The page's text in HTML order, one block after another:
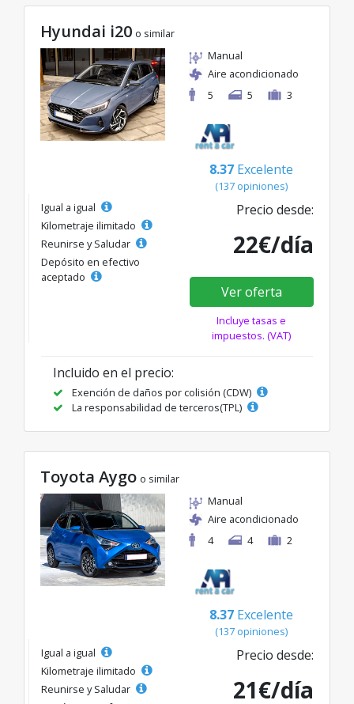
Hyundai i20 o similar
Manual
Aire acondicionado
5
5 3
8.37 Excelente
(137 opiniones)
Igual a igual
Kilometraje ilimitado
Reunirse y Saludar
Depósito en efectivo
aceptado
Precio desde:
22€/día
Ver oferta
Incluye tasas e
impuestos. (VAT)
Incluido en el precio:
Exención de daños por colisión (CDW)
La responsabilidad de terceros(TPL)
Toyota Aygo o similar
Manual
Aire acondicionado
4
4 2
8.37 Excelente
(137 opiniones)
Igual a igual
Kilometraje ilimitado
Reunirse y Saludar
Precio desde:
21€/día